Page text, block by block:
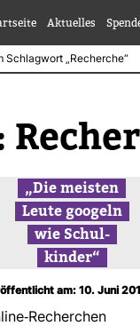
Aktuelles
Schlagwort „Recherche“
„Die meisten
Leute goo­geln
wie Schul­
kinder“
am: 10. Juni
​Recher­chen